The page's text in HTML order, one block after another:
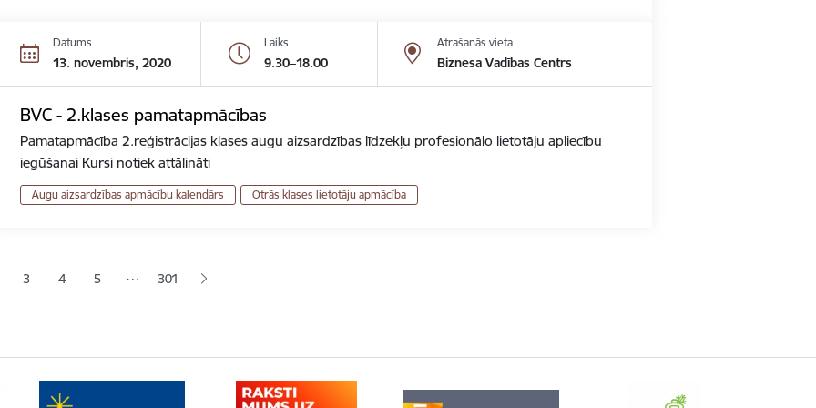
Datums
13. novembris, 2020
Laiks
9.30–18.00
Atrašanās vieta
Biznesa Vadības Centrs
BVC - 2.klases pamatapmācības
Pamatapmācība 2.reģistrācijas klases augu aizsardzības līdzekļu profesionālo lietotāju apliecību
iegūšanai Kursi notiek attālināti
Augu aizsardzības apmācību kalendārs Otrās klases lietotāju apmācība
lapaLapa
3 Lapa
4 Lapa
5 … 301